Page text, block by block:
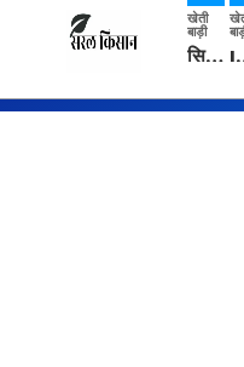
खेती
बाड़ी
सिरसा: कृषि विज्ञान केंद्र की बैठक में फसल बीमा विधि कारण व कृषि उद्यमिता बढ़ावा देने पर चर्चा IMD: राजस्थान में प्री-